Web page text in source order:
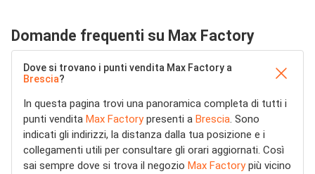
Domande frequenti su Max Factory
Dove si trovano i punti vendita Max Factory a
Brescia?
In questa pagina trovi una panoramica completa di tutti i
punti vendita Max Factorypresenti a Brescia. Sono
indicati gli indirizzi, la distanza dalla tua posizione e i
collegamenti utili per consultare gli orari aggiornati. Così
sai sempre dove si trova il negozio Max Factorypiù vicino